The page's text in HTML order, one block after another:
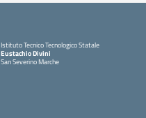
Istituto Tecnico Tecnologico Statale
Eustachio Divini
San Severino Marche